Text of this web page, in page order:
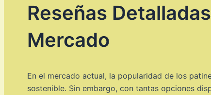
Reseñas
Mercado
En el mercado actual, la popularidad de los
sostenible. Sin embargo, con tantas opciones